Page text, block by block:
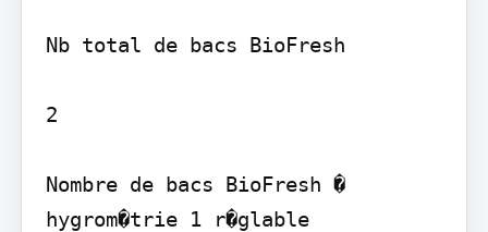
Nb total de bacs BioFresh
2
Nombre de bacs BioFresh �
hygrom�trie 1 r�glable